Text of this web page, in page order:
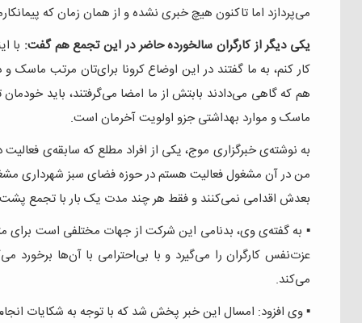
می‌پردازد اما تاکنون هیچ خبری نشده و از همان زمان که
یکی دیگر از کارگران سالخورده حاضر در این تجمع هم گفت:
کار کنم، به ما گفتند در این اوضاع کرونا برای‌تان مرتب
هم که گاهی می‌دادند بابتش از ما امضا می‌گرفتند، باید
ماسک و موارد بهداشتی جزو اولویت آخرمان است.
به نوشته‌ی خبرگزاری موج، یکی از افراد مطلع که سابقه‌ی
من در آن مشغول فعالیت هستم در حوزه فضای سبز شهرداری
بعدش اقدامی نمی‌کنند و فقط هر چند مدت یک بار با تجمع پشت
▪️ به گفته‌ی وی، بدنامی این شرکت از جهات مختلفی است برای
عزت‌نفس کارگران را می‌گیرد و با بی‌احترامی با آن‌ها برخورد
می‌کند.
▪️ وی افزود: امسال این خبر پخش شد که با توجه به شکایات